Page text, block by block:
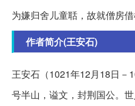
为嫌归舍儿童聒，故就僧房借
作者简介(王安石)
王安石（1021年12月18日－
号半山，谥文，封荆国公。